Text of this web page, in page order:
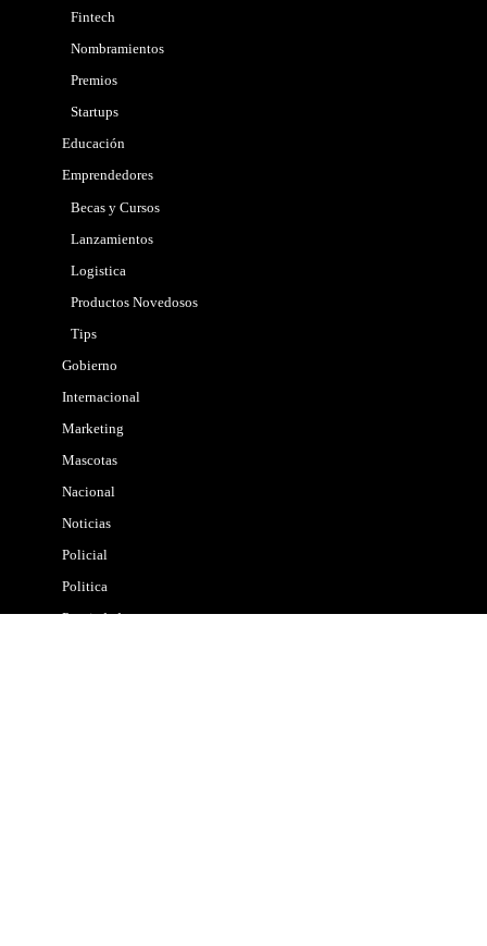
Fintech
Nombramientos
Premios
Startups
Educación
Emprendedores
Becas y Cursos
Lanzamientos
Logistica
Productos Novedosos
Tips
Gobierno
Internacional
Marketing
Mascotas
Nacional
Noticias
Policial
Politica
Propiedades